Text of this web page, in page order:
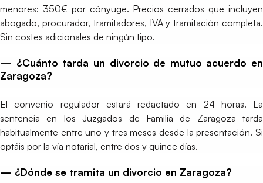
menores: 350€ por cónyuge. Precios cerrados que incluyen
abogado, procurador, tramitadores, IVA y tramitación completa.
Sin costes adicionales de ningún tipo.
— ¿Cuánto tarda un divorcio de mutuo acuerdo en
Zaragoza?
El convenio regulador estará redactado en 24 horas. La
sentencia en los Juzgados de Familia de Zaragoza tarda
habitualmente entre uno y tres meses desde la presentación. Si
optáis por la vía notarial, entre dos y quince días.
— ¿Dónde se tramita un divorcio en Zaragoza?